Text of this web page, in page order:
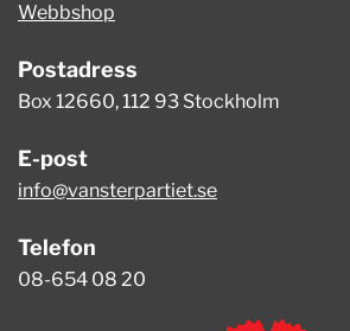
Webbshop
Postadress
Box 12660, 112 93 Stockholm
E-post
info@vansterpartiet.se
Telefon
08-654 08 20